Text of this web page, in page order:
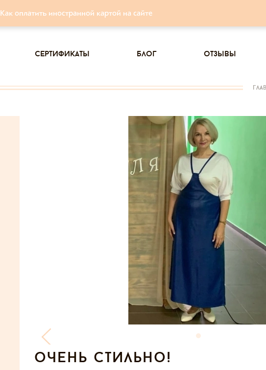
Как оплатить иностранной картой на сайте
сертификаты блог отзывы
очень стильно!